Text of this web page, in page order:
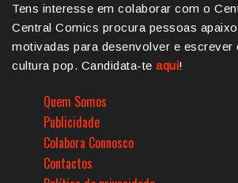
Tens interesse em colaborar com o
Central Comics procura pessoas
motivadas para desenvolver e escrever
cultura pop. Candidata-te aqui!
Quem Somos
Publicidade
Colabora Connosco
Contactos